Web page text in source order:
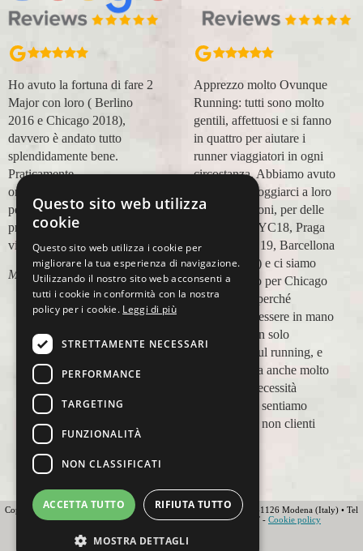
Apprezzo molto Ovunque
Running: tutti sono molto
gentili, affettuosi e si fanno
in quattro per aiutare i
runner viaggiatori in ogni
circostanza. Abbiamo avuto
modo di appoggiarci a loro
in più occasioni, per delle
maratone (NYC18, Praga
19, Valencia 19, Barcellona
21, NYC 22) e ci siamo
affidati a loro per Chicago
23 (ottobre) perché
sappiamo di essere in mano
a persone non solo
competenti sul running, e
sulle città, ma anche molto
attente alle necessità
personali. Ci sentiamo
ospiti, amici, non clienti
Paolo Pugni
Organizzazione perfetta,
accompagnatori super
(Massimo e Anna). Prima
esperienza con voi molto
positiva! Alla prossima e
grazie!
Lara Buranti
Copyright 2012 Ovunque Running s.r.l • Strada delle Fornaci 20 • 41126 Modena (Italy) • Tel
+39 059 219566 • T.O.U.R.S MEMBER • IATA • FIAVET - Cookie policy
Questo sito web utilizza
cookie
Questo sito web utilizza i cookie per
migliorare la tua esperienza di navigazione.
Utilizzando il nostro sito web acconsenti a
tutti i cookie in conformità con la nostra
policy per i cookie. Leggi di più
STRETTAMENTE NECESSARI
PERFORMANCE
TARGETING
FUNZIONALITÀ
NON CLASSIFICATI
ACCETTA TUTTO RIFIUTA TUTTO
MOSTRA DETTAGLI